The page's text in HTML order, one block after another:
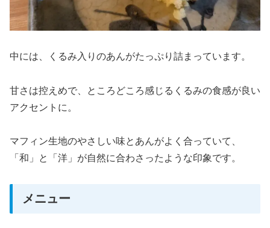
中には、くるみ入りのあんがたっぷり詰まっています。
甘さは控えめで、ところどころ感じるくるみの食感が良い
アクセントに。
マフィン生地のやさしい味とあんがよく合っていて、
「和」と「洋」が自然に合わさったような印象です。
メニュー